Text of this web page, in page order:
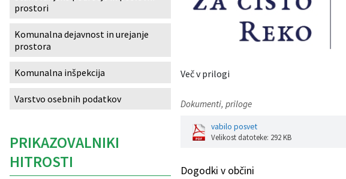
Več v prilogi
Dokumenti, priloge
vabilo posvet
Velikost datoteke: 292 KB
Dogodki v občini
prostori
Komunalna dejavnost in urejanje
prostora
Komunalna inšpekcija
Varstvo osebnih podatkov
PRIKAZOVALNIKI
HITROSTI
Izobraževanje
Kultura, šport in turizem
Sociala in zdravstvo
Skupna občinska uprava